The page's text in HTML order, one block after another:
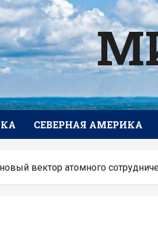
СЕВЕРНАЯ АМЕРИКА
вектор атомного